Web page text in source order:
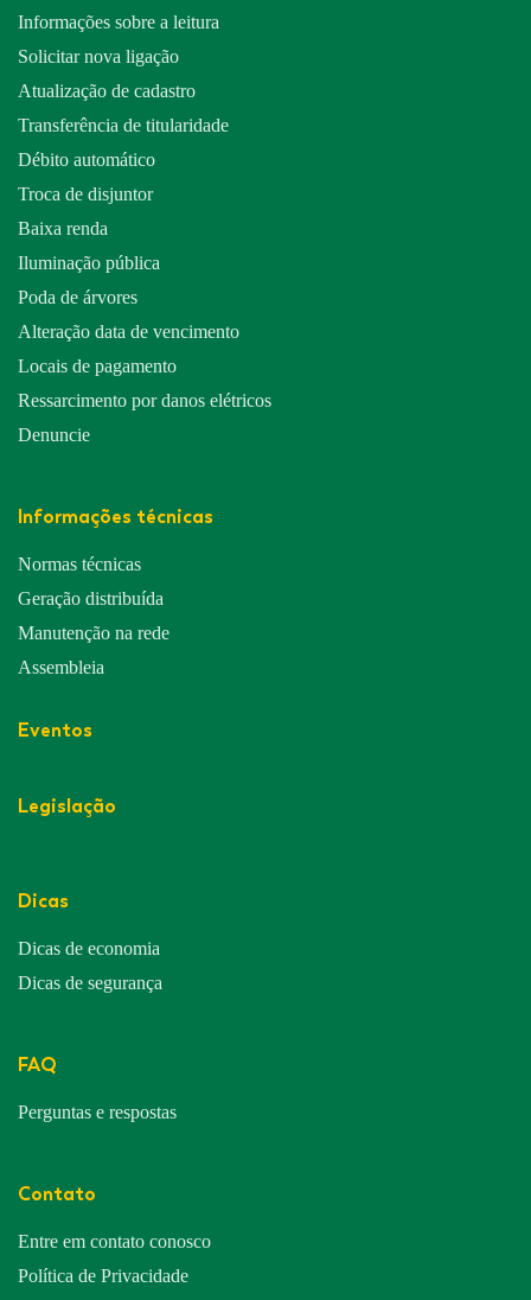
Informações sobre a leitura
Solicitar nova ligação
Atualização de cadastro
Transferência de titularidade
Débito automático
Troca de disjuntor
Baixa renda
Iluminação pública
Poda de árvores
Alteração data de vencimento
Locais de pagamento
Ressarcimento por danos elétricos
Denuncie
Informações técnicas
Normas técnicas
Geração distribuída
Manutenção na rede
Assembleia
Eventos
Legislação
Dicas
Dicas de economia
Dicas de segurança
FAQ
Perguntas e respostas
Contato
Entre em contato conosco
Política de Privacidade